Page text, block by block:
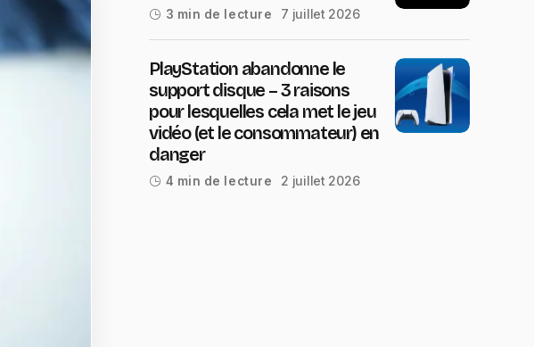
3 min de lecture 7 juillet 2026
PlayStation abandonne le
support disque – 3 raisons
pour lesquelles cela met le jeu
vidéo (et le consommateur) en
danger
4 min de lecture 2 juillet 2026